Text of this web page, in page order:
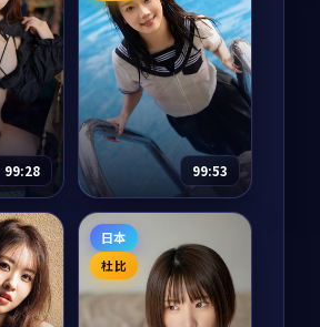
、花
地球
次实
送到
需
七
。每
一个
科幻
主演：张译、王凯 等
1936 年从上海到延安
的「千里护图」秘密
任务中，三个本毫不
相干的男女肩负把一
卷珍贵山河图安全送
达的责任。一路上每
一寸山河，都是被付
出过代价的故...
87,759 8.6
99:28
藏
刘亦
99:53
月面档案
综艺 2017
主演：黄渤、河正宇
日本
杜比